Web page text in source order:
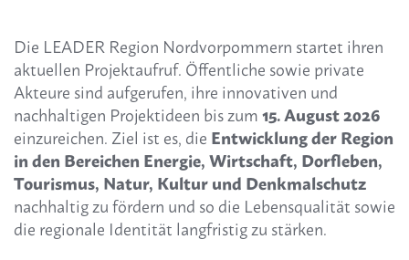
Die LEADER Region Nordvorpommern startet ihren
aktuellen Projektaufruf. Öffentliche sowie private
Akteure sind aufgerufen, ihre innovativen und
nachhaltigen Projektideen bis zum 15. August 2026
einzureichen. Ziel ist es, die Entwicklung der Region
in den Bereichen Energie, Wirtschaft, Dorfleben,
Tourismus, Natur, Kultur und Denkmalschutz
nachhaltig zu fördern und so die Lebensqualität sowie
die regionale Identität langfristig zu stärken.